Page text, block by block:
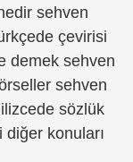
sehven
çevirisi
demek sehven
sehven
sözlük
diğer konuları